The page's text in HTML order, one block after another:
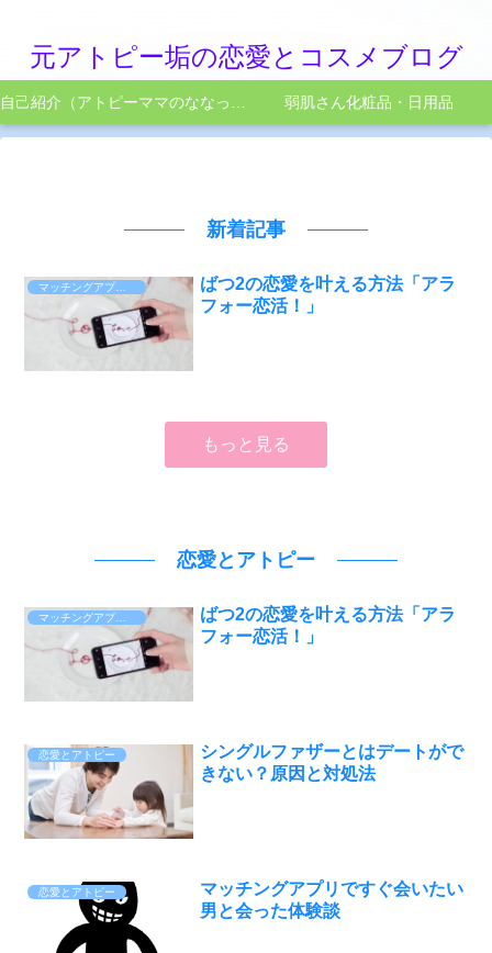
元アトピー垢の恋愛とコスメブログ
弱肌さん化粧品・日用品
新着記事
マッチングアプリ体験談
ばつ2の恋愛を叶える方法「アラ
フォー恋活！」
もっと見る
恋愛とアトピー
マッチングアプリ体験談
ばつ2の恋愛を叶える方法「アラ
フォー恋活！」
恋愛とアトピー
シングルファザーとはデートがで
きない？原因と対処法
恋愛とアトピー
マッチングアプリですぐ会いたい
男と会った体験談